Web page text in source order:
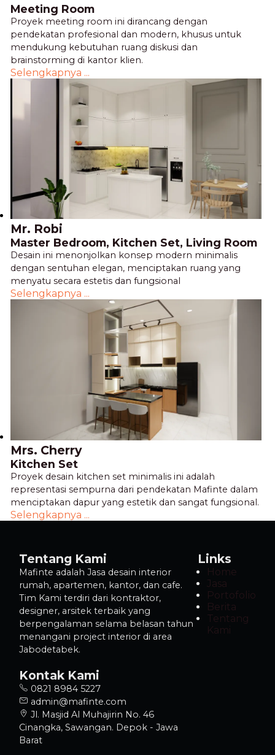
Meeting Room
Proyek meeting room ini dirancang dengan
pendekatan profesional dan modern, khusus untuk
mendukung kebutuhan ruang diskusi dan
brainstorming di kantor klien.
Selengkapnya ...
Mr. Robi
Master Bedroom, Kitchen Set, Living Room
Desain ini menonjolkan konsep modern minimalis
dengan sentuhan elegan, menciptakan ruang yang
menyatu secara estetis dan fungsional
Selengkapnya ...
Mrs. Cherry
Kitchen Set
Proyek desain kitchen set minimalis ini adalah
representasi sempurna dari pendekatan Mafinte dalam
menciptakan dapur yang estetik dan sangat fungsional.
Selengkapnya ...
Tentang Kami
Mafinte adalah Jasa desain interior
rumah, apartemen, kantor, dan cafe.
Tim Kami terdiri dari kontraktor,
designer, arsitek terbaik yang
berpengalaman selama belasan tahun
menangani project interior di area
Jabodetabek.
Kontak Kami
0821 8984 5227
admin@mafinte.com
Jl. Masjid Al Muhajirin No. 46
Cinangka, Sawangan. Depok - Jawa
Barat
Links
Home
Jasa
Portofolio
Berita
Tentang
Kami